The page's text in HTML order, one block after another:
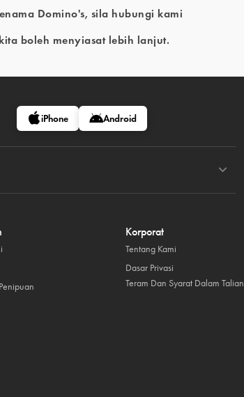
Domino's, sila hubungi kami
boleh menyiasat lebih lanjut.
iPhone Android
Korporat
Tentang Kami
Dasar Privasi
Teram Dan Syarat Dalam Talian